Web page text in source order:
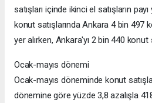
satışları içinde ikinci el satışların
konut satışlarında Ankara 4 bin 497
yer alırken, Ankara'yı 2 bin 440 konut
Ocak-mayıs dönemi
Ocak-mayıs döneminde konut
dönemine göre yüzde 3,8 azalışla